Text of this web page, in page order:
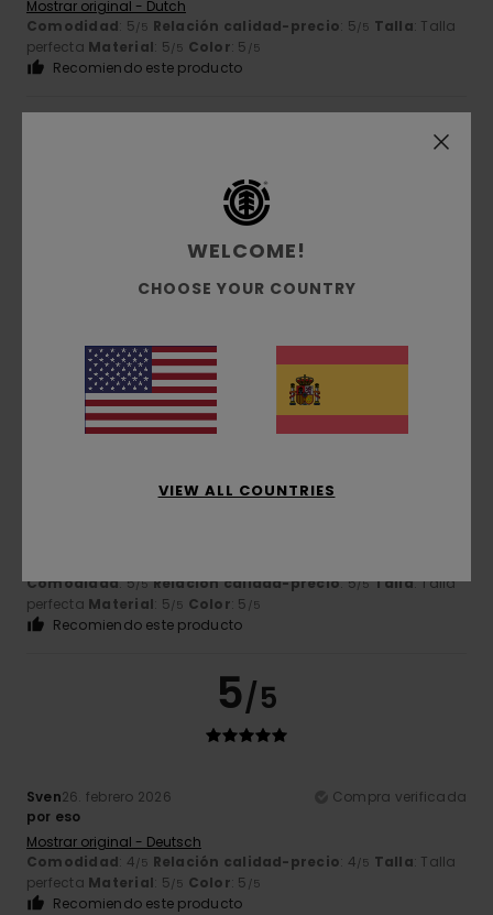
Mostrar original - Dutch
Comodidad: 5/5 Relación calidad-precio: 5/5 Talla: Talla
perfecta Material: 5/5 Color: 5 /5
Recomiendo este producto
El modelo clásico de Element no defrauda
Mostrar original - Português
Recomiendo este producto
5 /5
Comodidad: 5/5 Relación calidad-precio: 5/5 Talla: Talla
perfecta Material: 5/5 Color: 5 /5
Recomiendo este producto
5/5
Sven26. febrero 2026
Compra verificada
por eso
Mostrar original - Deutsch
Comodidad: 4/5 Relación calidad-precio: 4/5 Talla: Talla
perfecta Material: 5/5 Color: 5 /5
Recomiendo este producto
WELCOME!
CHOOSE YOUR COUNTRY
VIEW ALL COUNTRIES